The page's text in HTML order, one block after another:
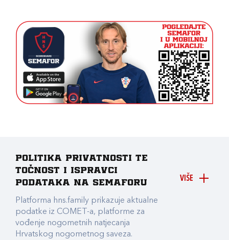
VIŠE
Politika privatnosti te
točnost i ispravci
podataka na Semaforu
Platforma hns.family prikazuje aktualne
podatke iz COMET-a, platforme za
vođenje nogometnih natjecanja
Hrvatskog nogometnog saveza.